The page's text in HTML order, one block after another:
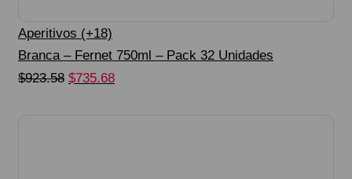
Aperitivos (+18)
Branca – Fernet 750ml – Pack 32 Unidades
$923.58 Original
$735.68Current